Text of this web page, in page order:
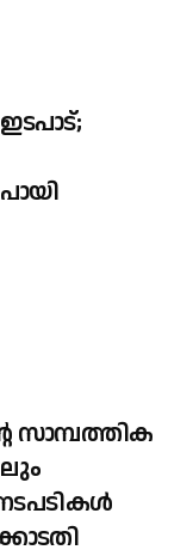
സാമ്പത്തിക